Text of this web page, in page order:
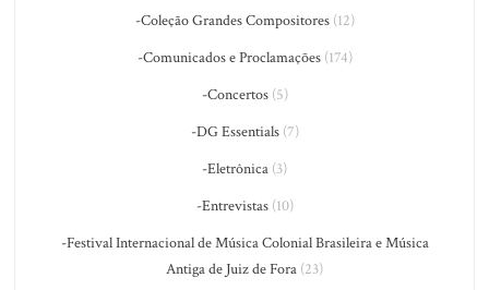
-Coleção Grandes Compositores(12)
-Comunicados e Proclamações(174)
-Concertos(5)
-DG Essentials(7)
-Eletrônica (3)
-Entrevistas(10)
-Festival Internacional de Música Colonial Brasileira e Música
Antiga de Juiz de Fora (23)